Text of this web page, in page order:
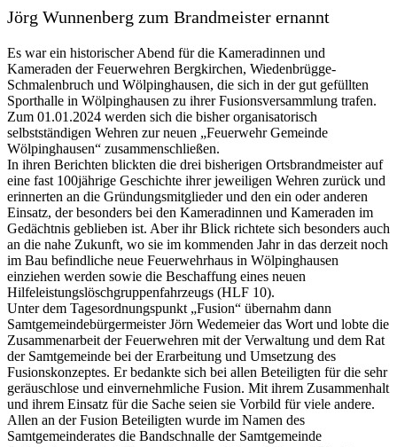
Jörg Wunnenberg zum Brandmeister ernannt
Es war ein historischer Abend für die Kameradinnen und
Kameraden der Feuerwehren Bergkirchen, Wiedenbrügge-
Schmalenbruch und Wölpinghausen, die sich in der gut gefüllten
Sporthalle in Wölpinghausen zu ihrer Fusionsversammlung trafen.
Zum 01.01.2024 werden sich die bisher organisatorisch
selbstständigen Wehren zur neuen „Feuerwehr Gemeinde
Wölpinghausen“ zusammenschließen.
In ihren Berichten blickten die drei bisherigen Ortsbrandmeister auf
eine fast 100jährige Geschichte ihrer jeweiligen Wehren zurück und
erinnerten an die Gründungsmitglieder und den ein oder anderen
Einsatz, der besonders bei den Kameradinnen und Kameraden im
Gedächtnis geblieben ist. Aber ihr Blick richtete sich besonders auch
an die nahe Zukunft, wo sie im kommenden Jahr in das derzeit noch
im Bau befindliche neue Feuerwehrhaus in Wölpinghausen
einziehen werden sowie die Beschaffung eines neuen
Hilfeleistungslöschgruppenfahrzeugs (HLF 10).
Unter dem Tagesordnungspunkt „Fusion“ übernahm dann
Samtgemeindebürgermeister Jörn Wedemeier das Wort und lobte die
Zusammenarbeit der Feuerwehren mit der Verwaltung und dem Rat
der Samtgemeinde bei der Erarbeitung und Umsetzung des
Fusionskonzeptes. Er bedankte sich bei allen Beteiligten für die sehr
geräuschlose und einvernehmliche Fusion. Mit ihrem Zusammenhalt
und ihrem Einsatz für die Sache seien sie Vorbild für viele andere.
Allen an der Fusion Beteiligten wurde im Namen des
Samtgemeinderates die Bandschnalle der Samtgemeinde